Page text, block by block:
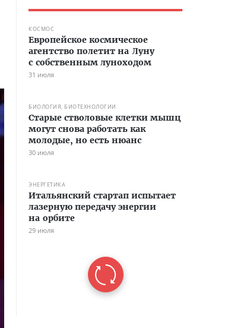
КОСМОС
Европейское космическое
агентство полетит на Луну
с собственным луноходом
31 июля
БИОЛОГИЯ, БИОТЕХНОЛОГИИ
Старые стволовые клетки мышц
могут снова работать как
молодые, но есть нюанс
30 июля
ЭНЕРГЕТИКА
Итальянский стартап испытает
лазерную передачу энергии
на орбите
29 июля